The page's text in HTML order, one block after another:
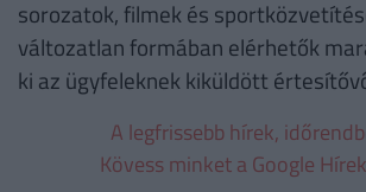
sorozatok, filmek és
változatlan formában elérhetők
ki az ügyfeleknek kiküldött
A legfrissebb hírek,
Kövess minket a Google